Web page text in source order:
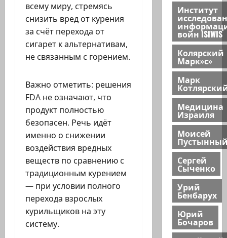
всему миру, стремясь
снизить вред от курения
за счёт перехода от
сигарет к альтернативам,
не связанным с горением.
Важно отметить: решения
FDA не означают, что
продукт полностью
безопасен. Речь идёт
именно о снижении
воздействия вредных
веществ по сравнению с
традиционным курением
— при условии полного
перехода взрослых
курильщиков на эту
систему.
Институт
войн ISIWIS
Колярский
Марк»с»
Марк
Медицина
Израиля
Моисей
Сергей
Сыченко
Урий
Бенбарух
Юрий
Бочаров